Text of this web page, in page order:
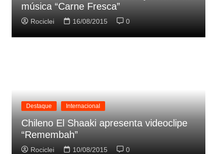
música “Carne Fresca”
Rociclei 16/08/2015 0
Destaque Internacional
Chileno El Shaaki apresenta videoclipe
“Remembah”
Rociclei 10/08/2015 0